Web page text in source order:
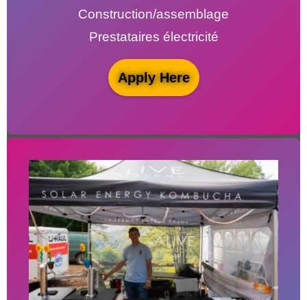
Construction/assemblage
Prestataires électricité
Apply Here